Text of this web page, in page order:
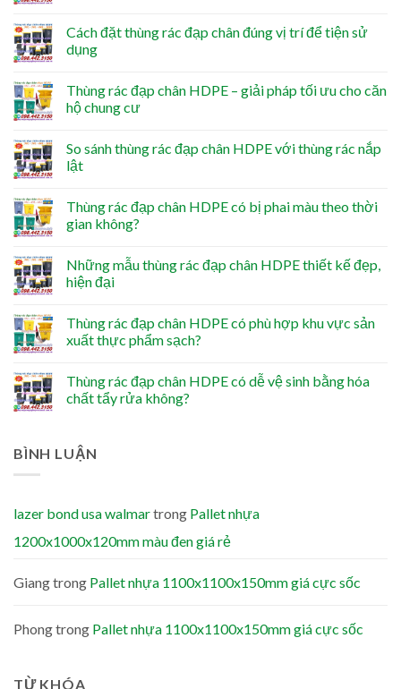
Cách đặt thùng rác đạp chân đúng vị trí để tiện sử
dụng
Thùng rác đạp chân HDPE – giải pháp tối ưu cho căn
hộ chung cư
So sánh thùng rác đạp chân HDPE với thùng rác nắp
lật
Thùng rác đạp chân HDPE có bị phai màu theo thời
gian không?
Những mẫu thùng rác đạp chân HDPE thiết kế đẹp,
hiện đại
Thùng rác đạp chân HDPE có phù hợp khu vực sản
xuất thực phẩm sạch?
Thùng rác đạp chân HDPE có dễ vệ sinh bằng hóa
chất tẩy rửa không?
BÌNH LUẬN
lazer bond usa walmartrong Pallet nhựa
1200x1000x120mm màu đen giá rẻ
Giangtrong Pallet nhựa 1100x1100x150mm giá cực sốc
Phongtrong Pallet nhựa 1100x1100x150mm giá cực sốc
TỪ KHÓA